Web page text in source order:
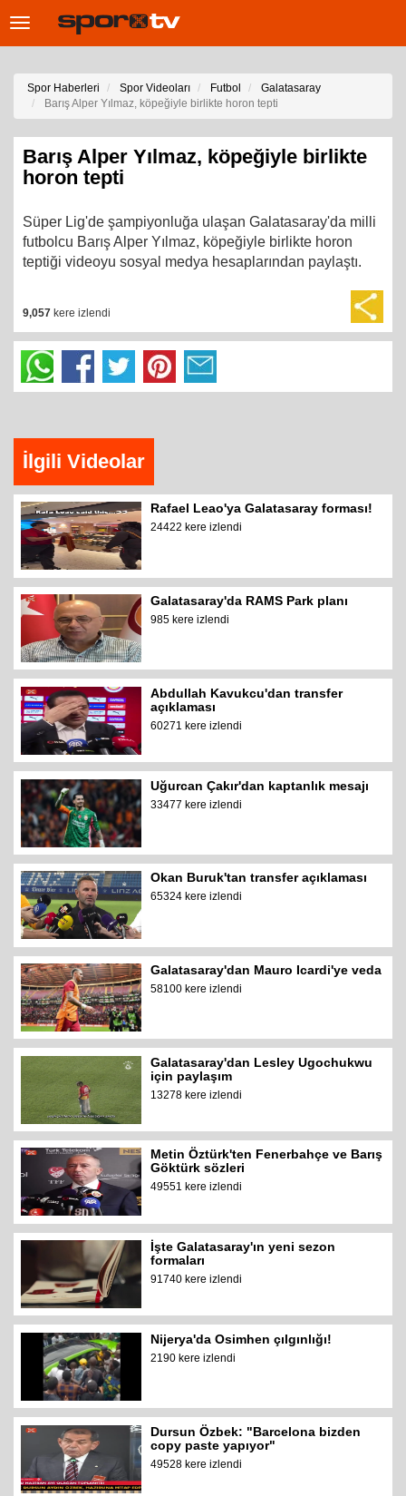
Toggle
Spor Haberleri Spor Videoları Futbol
Galatasaray
Barış Alper Yılmaz, köpeğiyle birlikte horon tepti
Barış Alper Yılmaz, köpeğiyle birlikte
horon tepti
Süper Lig'de şampiyonluğa ulaşan Galatasaray'da milli
futbolcu Barış Alper Yılmaz, köpeğiyle birlikte horon
teptiği videoyu sosyal medya hesaplarından paylaştı.
9,057 kere izlendi
İlgili Videolar
Rafael Leao'ya Galatasaray forması!
24422 kere izlendi
Galatasaray'da RAMS Park planı
985 kere izlendi
Abdullah Kavukcu'dan transfer
açıklaması
60271 kere izlendi
Uğurcan Çakır'dan kaptanlık mesajı
33477 kere izlendi
Okan Buruk'tan transfer açıklaması
65324 kere izlendi
Galatasaray'dan Mauro Icardi'ye veda
58100 kere izlendi
Galatasaray'dan Lesley Ugochukwu
için paylaşım
13278 kere izlendi
Metin Öztürk'ten Fenerbahçe ve Barış
Göktürk sözleri
49551 kere izlendi
İşte Galatasaray'ın yeni sezon
formaları
91740 kere izlendi
Nijerya'da Osimhen çılgınlığı!
2190 kere izlendi
Dursun Özbek: "Barcelona bizden
copy paste yapıyor"
49528 kere izlendi